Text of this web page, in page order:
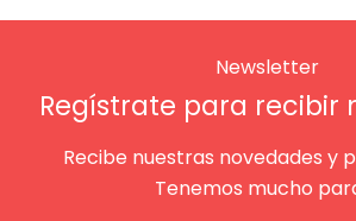
Newsletter
Regístrate para recibir
Recibe nuestras novedades y
Tenemos mucho